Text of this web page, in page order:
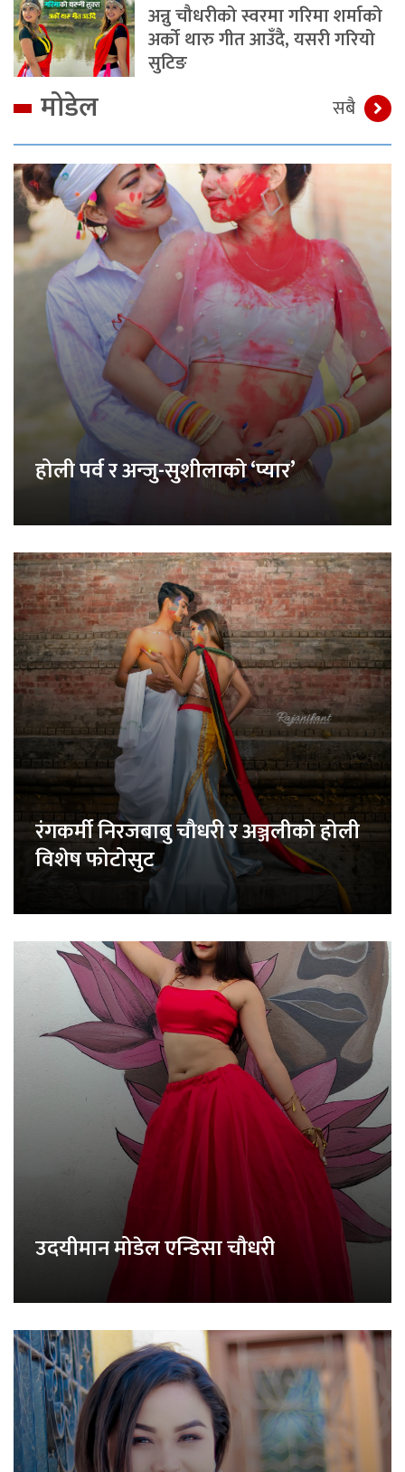
अन्नु चौधरीको स्वरमा गरिमा शर्माको
अर्को थारु गीत आउँदै, यसरी गरियो
सुटिङ
मोडेल सबै
होली पर्व र अन्जु-सुशीलाको ‘प्यार’
रंगकर्मी निरजबाबु चौधरी र अञ्जलीको होली
विशेष फोटोसुट
उदयीमान मोडेल एन्डिसा चौधरी